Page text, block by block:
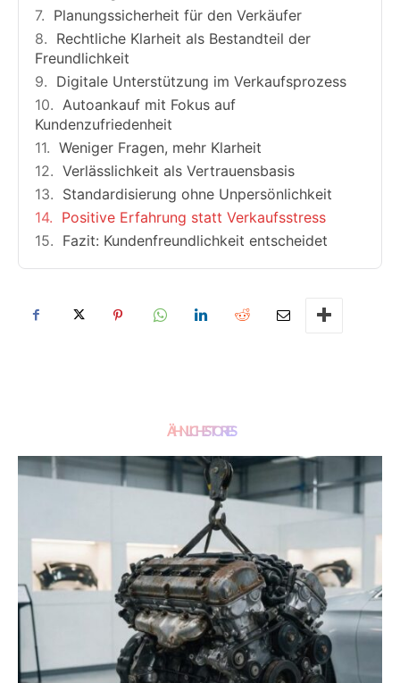
Planungssicherheit für den Verkäufer
Rechtliche Klarheit als Bestandteil der
Freundlichkeit
Digitale Unterstützung im Verkaufsprozess
Autoankauf mit Fokus auf
Kundenzufriedenheit
Weniger Fragen, mehr Klarheit
Verlässlichkeit als Vertrauensbasis
Standardisierung ohne Unpersönlichkeit
Positive Erfahrung statt Verkaufsstress
Fazit: Kundenfreundlichkeit entscheidet
ÄHNLICHE STORIES